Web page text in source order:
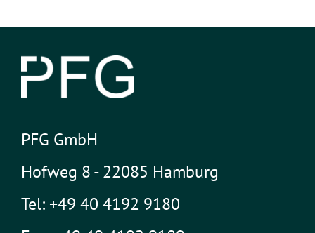
PFG GmbH
Hofweg 8 - 22085 Hamburg
Tel: +49 40 4192 9180